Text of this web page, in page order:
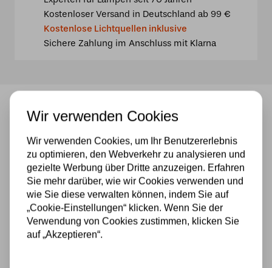
Menge
Kostenloser Versand in Deutschland ab 99 €
Kostenlose Lichtquellen inklusive
Sichere Zahlung im Anschluss mit Klarna
Tiffany Tischlampe Pretty 40 P7
Schöne tiffany tischlampe
Höhe: 62 cm
Durchmesser: 40 cm
2 x E27 / 40 Watt
Spezifikationen
Wir verwenden Cookies
Wir verwenden Cookies, um Ihr Benutzererlebnis
zu optimieren, den Webverkehr zu analysieren und
gezielte Werbung über Dritte anzuzeigen. Erfahren
Sie mehr darüber, wie wir Cookies verwenden und
wie Sie diese verwalten können, indem Sie auf
„Cookie-Einstellungen“ klicken. Wenn Sie der
Verwendung von Cookies zustimmen, klicken Sie
auf „Akzeptieren“.